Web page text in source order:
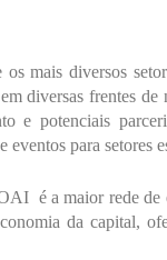
mais diversos
diversas frentes
e potenciais
para setores
é a maior rede de
da capital,